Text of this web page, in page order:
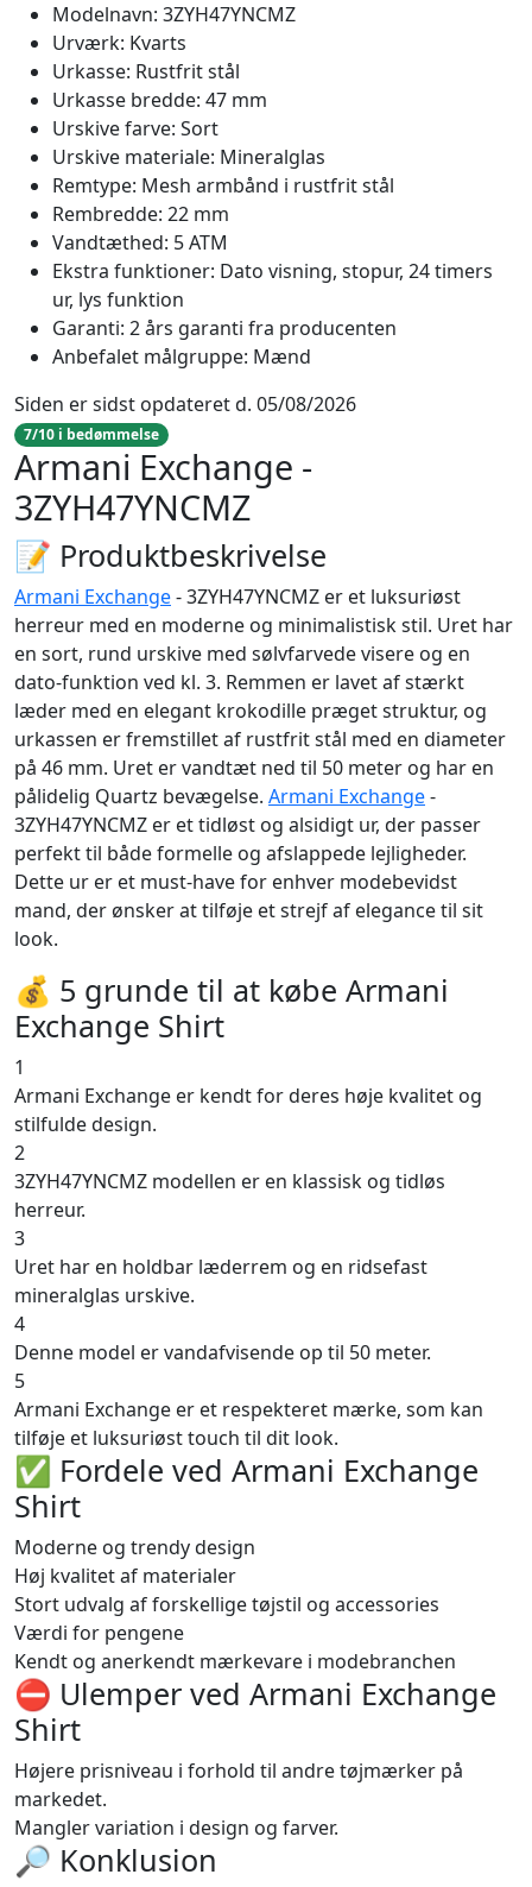
Modelnavn: 3ZYH47YNCMZ
Urværk: Kvarts
Urkasse: Rustfrit stål
Urkasse bredde: 47 mm
Urskive farve: Sort
Urskive materiale: Mineralglas
Remtype: Mesh armbånd i rustfrit stål
Rembredde: 22 mm
Vandtæthed: 5 ATM
Ekstra funktioner: Dato visning, stopur, 24 timers
ur, lys funktion
Garanti: 2 års garanti fra producenten
Anbefalet målgruppe: Mænd
Siden er sidst opdateret d. 05/08/2026
7/10 i bedømmelse
Armani Exchange -
3ZYH47YNCMZ
📝 Produktbeskrivelse
Armani Exchange- 3ZYH47YNCMZ er et luksuriøst
herreur med en moderne og minimalistisk stil. Uret har
en sort, rund urskive med sølvfarvede visere og en
dato-funktion ved kl. 3. Remmen er lavet af stærkt
læder med en elegant krokodille præget struktur, og
urkassen er fremstillet af rustfrit stål med en diameter
på 46 mm. Uret er vandtæt ned til 50 meter og har en
pålidelig Quartz bevægelse. Armani Exchange-
3ZYH47YNCMZ er et tidløst og alsidigt ur, der passer
perfekt til både formelle og afslappede lejligheder.
Dette ur er et must-have for enhver modebevidst
mand, der ønsker at tilføje et strejf af elegance til sit
look.
💰 5 grunde til at købe Armani
Exchange Shirt
1
Armani Exchange er kendt for deres høje kvalitet og
stilfulde design.
2
3ZYH47YNCMZ modellen er en klassisk og tidløs
herreur.
3
Uret har en holdbar læderrem og en ridsefast
mineralglas urskive.
4
Denne model er vandafvisende op til 50 meter.
5
Armani Exchange er et respekteret mærke, som kan
tilføje et luksuriøst touch til dit look.
✅ Fordele ved Armani Exchange
Shirt
Moderne og trendy design
Høj kvalitet af materialer
Stort udvalg af forskellige tøjstil og accessories
Værdi for pengene
Kendt og anerkendt mærkevare i modebranchen
⛔️ Ulemper ved Armani Exchange
Shirt
Højere prisniveau i forhold til andre tøjmærker på
markedet.
Mangler variation i design og farver.
🔎 Konklusion